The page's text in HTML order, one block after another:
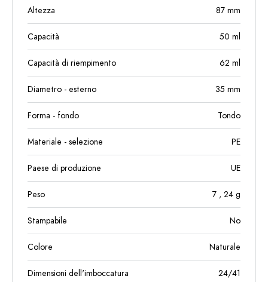
Altezza 87 mm
Capacità 50 ml
Capacità di riempimento 62 ml
Diametro - esterno 35 mm
Forma - fondo Tondo
Materiale - selezione PE
Paese di produzione UE
Peso 7 , 24 g
Stampabile No
Colore Naturale
Dimensioni dell'imboccatura 24/41